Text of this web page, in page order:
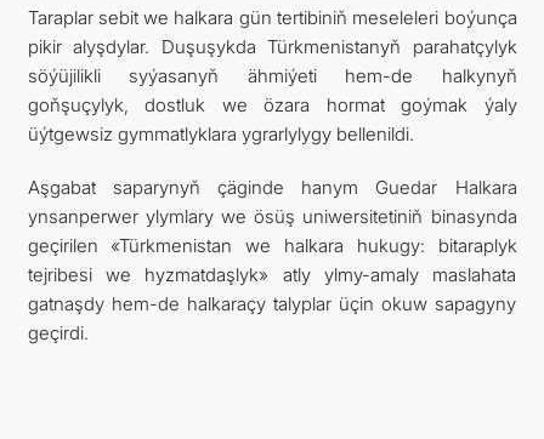
Taraplar sebit we halkara gün tertibiniň meseleleri boýunça
pikir alyşdylar. Duşuşykda Türkmenistanyň parahatçylyk
söýüjilikli syýasanyň ähmiýeti hem-de halkynyň
goňşuçylyk, dostluk we özara hormat goýmak ýaly
üýtgewsiz gymmatlyklara ygrarlylygy bellenildi.
Aşgabat saparynyň çäginde hanym Guedar Halkara
ynsanperwer ylymlary we ösüş uniwersitetiniň binasynda
geçirilen «Türkmenistan we halkara hukugy: bitaraplyk
tejribesi we hyzmatdaşlyk» atly ylmy-amaly maslahata
gatnaşdy hem-de halkaraçy talyplar üçin okuw sapagyny
geçirdi.